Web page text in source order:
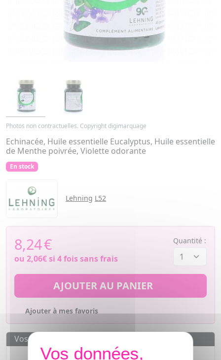
Photos non contractuelles. Copyright digimarquage
Echinacée, Huile essentielle Eucalyptus, Huile essentielle
de Menthe poivrée, Violette odorante
En stock
Lehning L52
8,24€
ou 2,06€si 4 fois sans frais
Quantité :
AJOUTER AU PANIER
Ajouter à mes favoris
Vos avantages
Des prixIMBATTABLES